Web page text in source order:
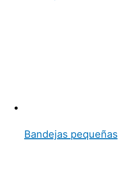
Bandejas pequeñas